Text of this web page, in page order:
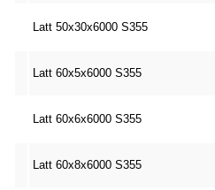
Latt 50x30x6000 S355
Latt 60x5x6000 S355
Latt 60x6x6000 S355
Latt 60x8x6000 S355